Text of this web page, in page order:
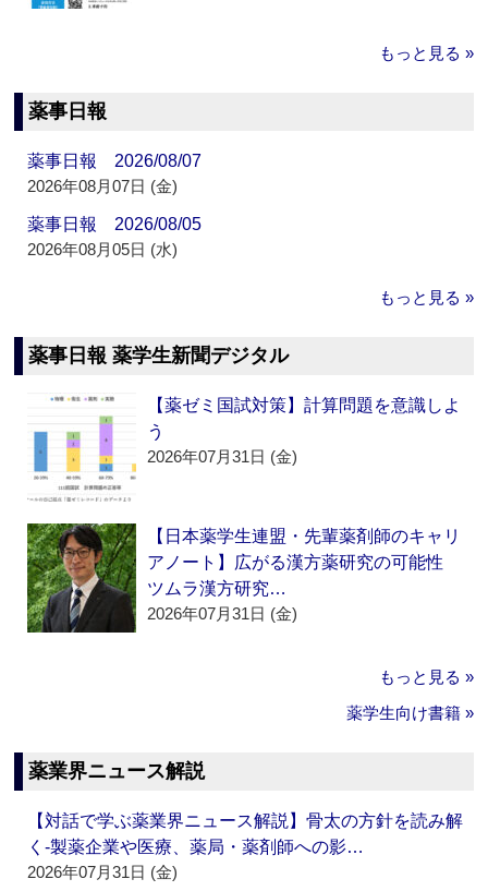
もっと見る »
薬事日報
薬事日報 2026/08/07
2026年08月07日 (金)
薬事日報 2026/08/05
2026年08月05日 (水)
もっと見る »
薬事日報 薬学生新聞デジタル
【薬ゼミ国試対策】計算問題を意識しよ
う
2026年07月31日 (金)
【日本薬学生連盟・先輩薬剤師のキャリ
アノート】広がる漢方薬研究の可能性
ツムラ漢方研究…
2026年07月31日 (金)
もっと見る »
薬学生向け書籍 »
薬業界ニュース解説
【対話で学ぶ薬業界ニュース解説】骨太の方針を読み解
く‐製薬企業や医療、薬局・薬剤師への影…
2026年07月31日 (金)